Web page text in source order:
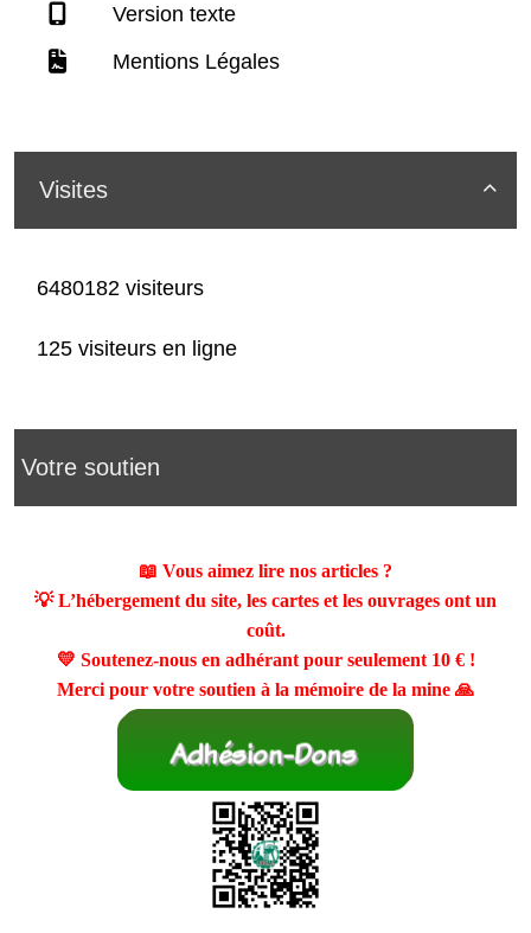
Version texte
Mentions Légales

Visites
6480182 visiteurs
125 visiteurs en ligne
Votre soutien
📖 Vous aimez lire nos articles ?
💡 L’hébergement du site, les cartes et les ouvrages ont un
coût.
💛 Soutenez-nous en adhérant pour seulement 10 €!
Merci pour votre soutien à la mémoire de la mine 🙏